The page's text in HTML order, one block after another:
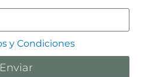
y Condiciones
Enviar